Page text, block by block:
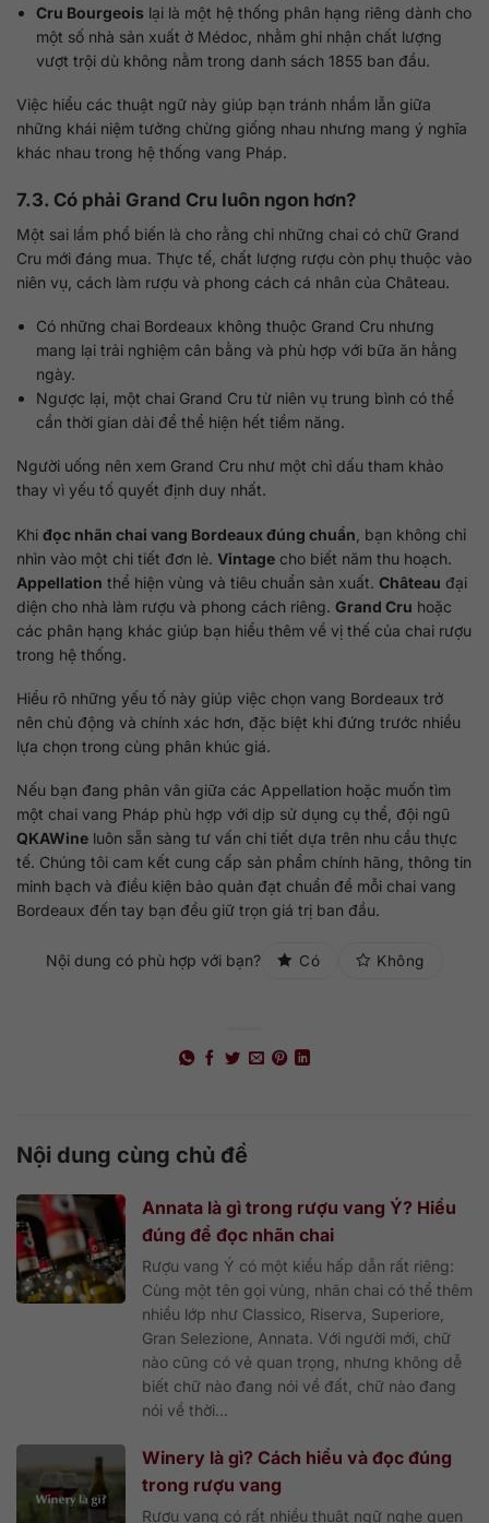
Cru Bourgeois lại là một hệ thống phân hạng riêng dành cho
một số nhà sản xuất ở Médoc, nhằm ghi nhận chất lượng
vượt trội dù không nằm trong danh sách 1855 ban đầu.
Việc hiểu các thuật ngữ này giúp bạn tránh nhầm lẫn giữa
những khái niệm tưởng chừng giống nhau nhưng mang ý nghĩa
khác nhau trong hệ thống vang Pháp.
7.3. Có phải Grand Cru luôn ngon hơn?
Một sai lầm phổ biến là cho rằng chỉ những chai có chữ Grand
Cru mới đáng mua. Thực tế, chất lượng rượu còn phụ thuộc vào
niên vụ, cách làm rượu và phong cách cá nhân của Château.
Có những chai Bordeaux không thuộc Grand Cru nhưng
mang lại trải nghiệm cân bằng và phù hợp với bữa ăn hằng
ngày.
Ngược lại, một chai Grand Cru từ niên vụ trung bình có thể
cần thời gian dài để thể hiện hết tiềm năng.
Người uống nên xem Grand Cru như một chỉ dấu tham khảo
thay vì yếu tố quyết định duy nhất.
Khi đọc nhãn chai vang Bordeaux đúng chuẩn , bạn không chỉ
nhìn vào một chi tiết đơn lẻ. Vintage cho biết năm thu hoạch.
Appellation thể hiện vùng và tiêu chuẩn sản xuất. Château đại
diện cho nhà làm rượu và phong cách riêng. Grand Cru hoặc
các phân hạng khác giúp bạn hiểu thêm về vị thế của chai rượu
trong hệ thống.
Hiểu rõ những yếu tố này giúp việc chọn vang Bordeaux trở
nên chủ động và chính xác hơn, đặc biệt khi đứng trước nhiều
lựa chọn trong cùng phân khúc giá.
Nếu bạn đang phân vân giữa các Appellation hoặc muốn tìm
một chai vang Pháp phù hợp với dịp sử dụng cụ thể, đội ngũ
QKAWine luôn sẵn sàng tư vấn chi tiết dựa trên nhu cầu thực
tế. Chúng tôi cam kết cung cấp sản phẩm chính hãng, thông tin
minh bạch và điều kiện bảo quản đạt chuẩn để mỗi chai vang
Bordeaux đến tay bạn đều giữ trọn giá trị ban đầu.
Nội dung có phù hợp với bạn? Có Không
Nội dung cùng chủ đề
Annata là gì trong rượu vang Ý? Hiểu
đúng để đọc nhãn chai
Rượu vang Ý có một kiểu hấp dẫn rất riêng:
Cùng một tên gọi vùng, nhãn chai có thể thêm
nhiều lớp như Classico, Riserva, Superiore,
Gran Selezione, Annata. Với người mới, chữ
nào cũng có vẻ quan trọng, nhưng không dễ
biết chữ nào đang nói về đất, chữ nào đang
nói về thời...
Winery là gì? Cách hiểu và đọc đúng
trong rượu vang
Rượu vang có rất nhiều thuật ngữ nghe quen